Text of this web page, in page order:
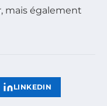
mais également
LINKEDIN